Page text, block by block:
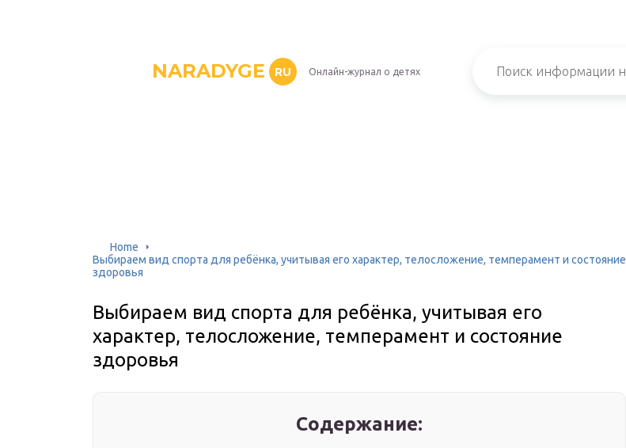
NARADYGE RU Онлайн-журнал о детях
Home
Выбираем вид спорта для ребёнка, учитывая его характер, телосложение, темперамент и состояние
здоровья
Выбираем вид спорта для ребёнка, учитывая его
характер, телосложение, темперамент и состояние
здоровья
Содержание: